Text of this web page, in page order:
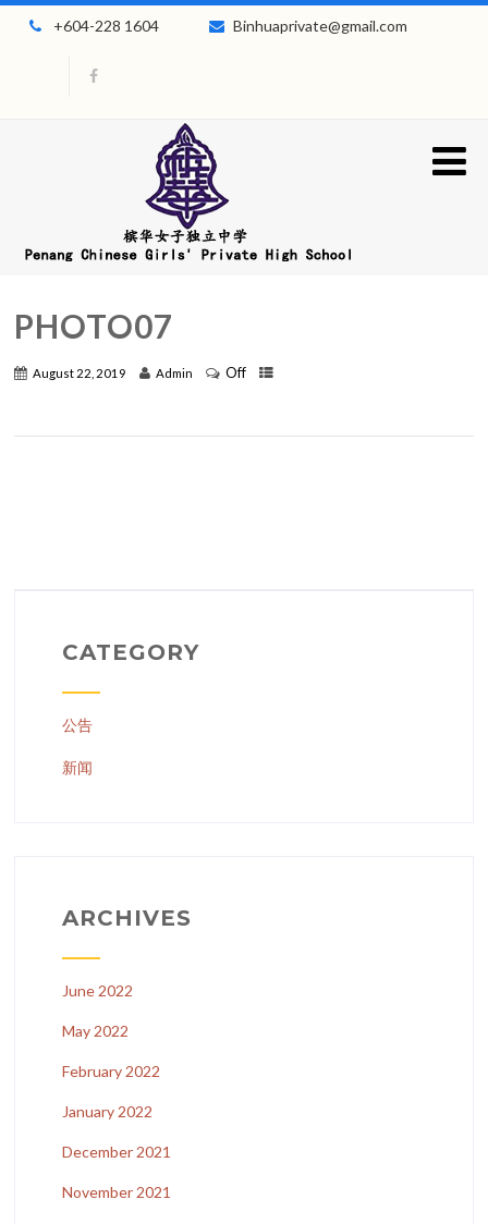
+604-228 1604 Binhuaprivate@gmail.com
PHOTO07
August 22, 2019 Admin Off
CATEGORY
公告
新闻
ARCHIVES
June 2022
May 2022
February 2022
January 2022
December 2021
November 2021